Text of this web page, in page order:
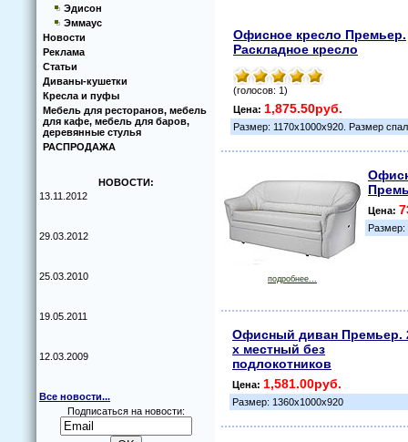
Эдисон
Эммаус
Новости
Реклама
Статьи
Диваны-кушетки
Кресла и пуфы
Мебель для ресторанов, мебель
для кафе, мебель для баров,
деревянные стулья
РАСПРОДАЖА
НОВОСТИ:
13.11.2012
29.03.2012
25.03.2010
19.05.2011
12.03.2009
Все новости...
Подписаться на новости:
Офисное кресло Премьер.
Раскладное кресло
(голосов: 1)
Цена: 1,875.50руб.
Размер: 1170х1000х920. Размер
подробнее...
Цена:
Размер:
Офисный диван Премьер.
х местный без
подлокотников
Цена: 1,581.00руб.
Размер: 1360х1000х920